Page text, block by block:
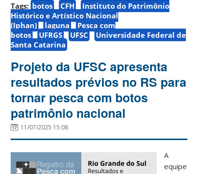
Tags: botos CFH
Instituto do Patrimônio
Histórico e Artístico Nacional
(Iphan)
laguna
Pesca com
botos
UFRGS UFSC
Universidade Federal de
Santa Catarina
Projeto da UFSC apresenta
resultados prévios no RS para
tornar pesca com botos
patrimônio nacional
11/07/2025 15:08
A
equipe